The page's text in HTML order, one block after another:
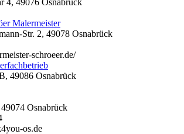
Malermeister
Str. 2, 49078 Osnabrück
schroeer.de/
49086 Osnabrück
Osnabrück
os.de